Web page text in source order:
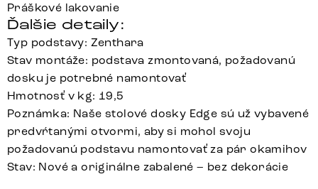
Práškové lakovanie
Ďalšie detaily:
Typ podstavy: Zenthara
Stav montáže: podstava zmontovaná, požadovanú
dosku je potrebné namontovať
Hmotnosť v kg: 19,5
Poznámka: Naše stolové dosky Edge sú už vybavené
predvŕtanými otvormi, aby si mohol svoju
požadovanú podstavu namontovať za pár okamihov
Stav: Nové a originálne zabalené – bez dekorácie
Zenthara